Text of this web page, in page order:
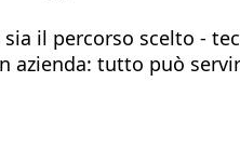
sia il percorso scelto -
azienda: tutto può